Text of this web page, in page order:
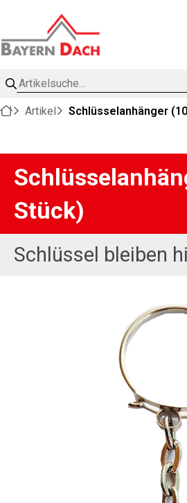
Artikelsuche
Artikel
Schlüsselanhänger
Stück)
Schlüssel bleiben